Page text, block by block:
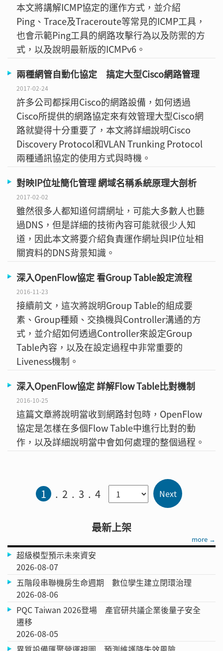
本文將講解ICMP協定的運作方式，並介紹
Ping、Trace及Traceroute等常見的ICMP工具，
也會示範Ping工具的網路攻擊行為以及防禦的方
式，以及說明最新版的ICMPv6。
兩種網管自動化協定 搞定大型Cisco網路管理
2017-02-24
許多公司都採用Cisco的網路設備，如何透過
Cisco所提供的網路協定來有效管理大型Cisco網
路就變得十分重要了，本文將詳細說明Cisco
Discovery Protocol和VLAN Trunking Protocol
兩種通訊協定的使用方式與時機。
對映IP位址簡化管理 網域名稱系統原理大剖析
2017-02-02
雖然很多人都知道何謂網址，可能大多數人也聽
過DNS，但是詳細的技術內容可能就很少人知
道，因此本文將要介紹負責運作網址與IP位址相
關資料的DNS背景知識。
深入OpenFlow協定 看Group Table設定流程
2016-11-23
接續前文，這次將說明Group Table的組成要
素、Group種類、交換機與Controller溝通的方
式，並介紹如何透過Controller來設定Group
Table內容，以及在設定過程中非常重要的
Liveness機制。
深入OpenFlow協定 詳解Flow Table比對機制
2016-10-25
這篇文章將說明當收到網路封包時，OpenFlow
協定是怎樣在多個Flow Table中進行比對的動
作，以及詳細說明當中會如何處理的整個過程。
1 2 3 4
最新上架
more →
超級模型預示未來資安
2026-08-07
五階段串聯機房生命週期 數位孿生建立閉環治理
2026-08-06
PQC Taiwan 2026登場 產官研共議企業後量子安全
遷移
2026-08-05